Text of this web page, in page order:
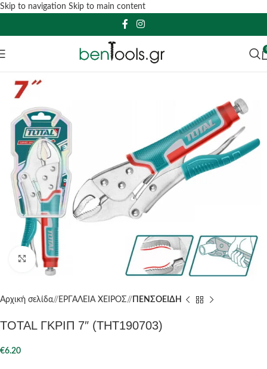
Skip to navigation Skip to main content
Click to enlarge
Αρχική σελίδα/ ΕΡΓΑΛΕΙΑ ΧΕΙΡΟΣ/ ΠΕΝΣΟΕΙΔΗ
TOTAL ΓΚΡΙΠ 7″ (THT190703)
€6.20